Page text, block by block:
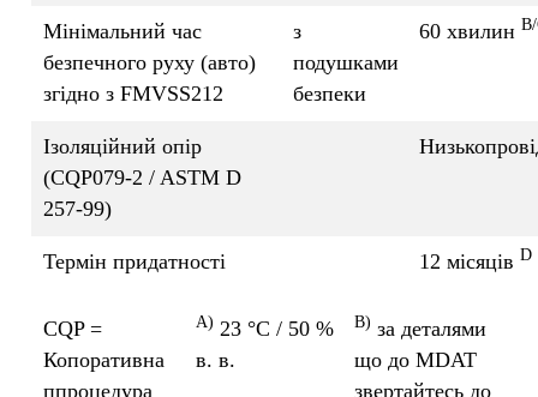
Мінімальний час
безпечного руху (авто)
згідно з FMVSS212
з
подушками
безпеки
60 хвилин
Ізоляційний опір
(CQP079-2 / ASTM D
257-99)
Термін придатності 12 місяців D
CQP =
Копоративна
ппроцедура
A) 23 °C / 50 %
в. в.
B) за деталями
що до MDAT
звертайтесь до